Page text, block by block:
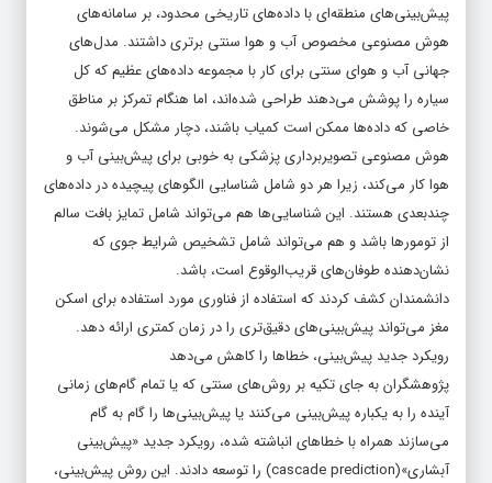
پیش‌بینی‌های منطقه‌ای با داده‌های تاریخی محدود، بر سامانه‌های
هوش مصنوعی مخصوص آب و هوا سنتی برتری داشتند. مدل‌های
جهانی آب و هوای سنتی برای کار با مجموعه داده‌های عظیم که کل
سیاره را پوشش می‌دهند طراحی شده‌اند، اما هنگام تمرکز بر مناطق
خاصی که داده‌ها ممکن است کمیاب باشند، دچار مشکل می‌شوند.
هوش مصنوعی تصویربرداری پزشکی به خوبی برای پیش‌بینی آب و
هوا کار می‌کند، زیرا هر دو شامل شناسایی الگوهای پیچیده در داده‌های
چندبعدی هستند. این شناسایی‌ها هم می‌تواند شامل تمایز بافت سالم
از تومورها باشد و هم می‌تواند شامل تشخیص شرایط جوی که
نشان‌دهنده طوفان‌های قریب‌الوقوع است، باشد.
دانشمندان کشف کردند که استفاده از فناوری مورد استفاده برای اسکن
مغز می‌تواند پیش‌بینی‌های دقیق‌تری را در زمان کمتری ارائه دهد.
رویکرد جدید پیش‌بینی، خطاها را کاهش می‌دهد
پژوهشگران به جای تکیه بر روش‌های سنتی که یا تمام گام‌های زمانی
آینده را به یکباره پیش‌بینی می‌کنند یا پیش‌بینی‌ها را گام به گام
می‌سازند همراه با خطاهای انباشته شده، رویکرد جدید «پیش‌بینی
آبشاری»(cascade prediction) را توسعه دادند. این روش پیش‌بینی،